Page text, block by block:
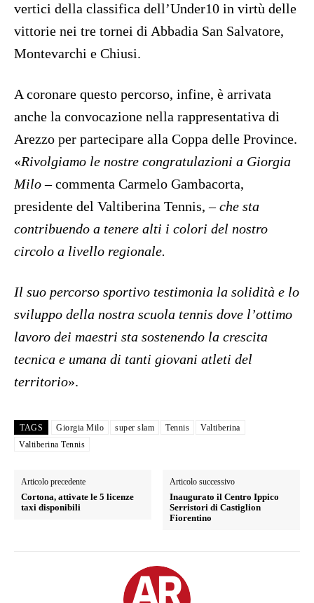
vertici della classifica dell’Under10 in virtù delle
vittorie nei tre tornei di Abbadia San Salvatore,
Montevarchi e Chiusi.
A coronare questo percorso, infine, è arrivata
anche la convocazione nella rappresentativa di
Arezzo per partecipare alla Coppa delle Province.
«Rivolgiamo le nostre congratulazioni a Giorgia
Milo– commenta Carmelo Gambacorta,
presidente del Valtiberina Tennis, –che sta
contribuendo a tenere alti i colori del nostro
circolo a livello regionale.
Il suo percorso sportivo testimonia la solidità e lo
sviluppo della nostra scuola tennis dove l’ottimo
lavoro dei maestri sta sostenendo la crescita
tecnica e umana di tanti giovani atleti del
territorio».
TAGS Giorgia Milo super slam Tennis
Valtiberina
Valtiberina Tennis
Articolo precedente
Cortona, attivate le 5 licenze
taxi disponibili
Articolo successivo
Inaugurato il Centro Ippico
Serristori di Castiglion
Fiorentino